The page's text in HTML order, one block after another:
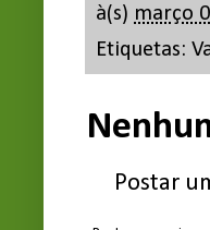
à(s) março
Etiquetas:
Postar